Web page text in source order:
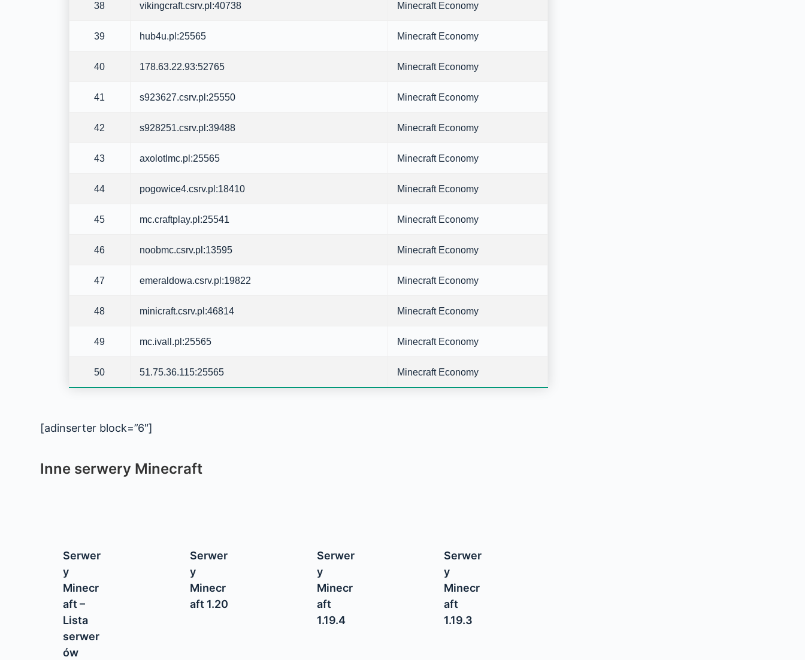
38 vikingcraft.csrv.pl:40738 Minecraft Economy
39 hub4u.pl:25565 Minecraft Economy
40 178.63.22.93:52765 Minecraft Economy
41 s923627.csrv.pl:25550 Minecraft Economy
42 s928251.csrv.pl:39488 Minecraft Economy
43 axolotlmc.pl:25565 Minecraft Economy
44 pogowice4.csrv.pl:18410 Minecraft Economy
45 mc.craftplay.pl:25541 Minecraft Economy
46 noobmc.csrv.pl:13595 Minecraft Economy
47 emeraldowa.csrv.pl:19822 Minecraft Economy
48 minicraft.csrv.pl:46814 Minecraft Economy
49 mc.ivall.pl:25565 Minecraft Economy
50 51.75.36.115:25565 Minecraft Economy
[adinserter block=”6″]
Inne serwery Minecraft
Serwer
y
Minecr
aft –
Lista
serwer
ów
Serwer
y
Minecr
aft 1.20
Serwer
y
Minecr
aft
1.19.4
Serwer
y
Minecr
aft
1.19.3